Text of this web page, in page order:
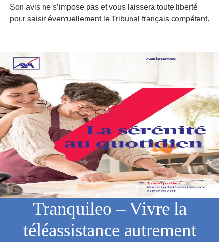
Son avis ne s’impose pas et vous laissera toute liberté
pour saisir éventuellement le Tribunal français compétent.
Tranquileo – Vivre la
téléassistance autrement